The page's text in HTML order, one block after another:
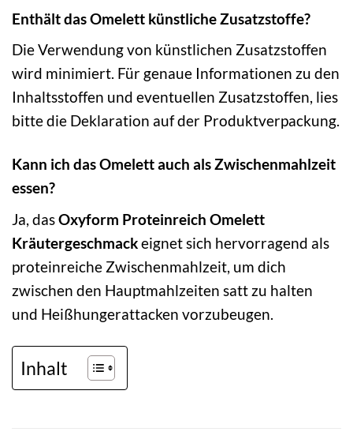
Enthält das Omelett künstliche Zusatzstoffe?
Die Verwendung von künstlichen Zusatzstoffen
wird minimiert. Für genaue Informationen zu den
Inhaltsstoffen und eventuellen Zusatzstoffen, lies
bitte die Deklaration auf der Produktverpackung.
Kann ich das Omelett auch als Zwischenmahlzeit
essen?
Ja, dasOxyform Proteinreich Omelett
Kräutergeschmackeignet sich hervorragend als
proteinreiche Zwischenmahlzeit, um dich
zwischen den Hauptmahlzeiten satt zu halten
und Heißhungerattacken vorzubeugen.
Inhalt